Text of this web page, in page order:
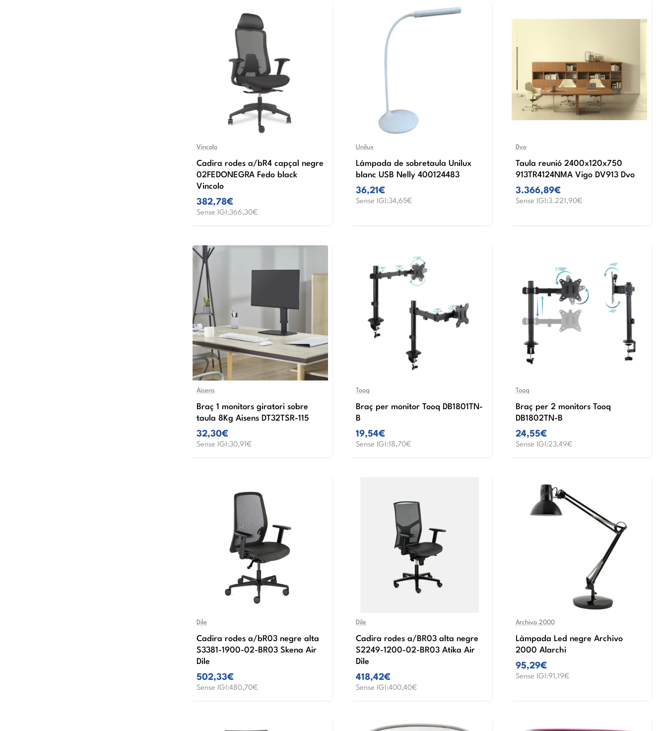
Vincolo
Cadira rodes a/bR4 capçal negre
02FEDONEGRA Fedo black
Vincolo
382,78€
Sense IGI:366,30€
Unilux
Lámpada de sobretaula Unilux
blanc USB Nelly 400124483
36,21€
Sense IGI:34,65€
Dvo
Taula reunió 2400x120x750
913TR4124NMA Vigo DV913 Dvo
3.366,89€
Sense IGI:3.221,90€
Aisens
Braç 1 monitors giratori sobre
taula 8Kg Aisens DT32TSR-115
32,30€
Sense IGI:30,91€
Tooq
Braç per monitor Tooq DB1801TN-
B
19,54€
Sense IGI:18,70€
Tooq
Braç per 2 monitors Tooq
DB1802TN-B
24,55€
Sense IGI:23,49€
Dile
Cadira rodes a/bR03 negre alta
S3381-1900-02-BR03 Skena Air
Dile
502,33€
Sense IGI:480,70€
Dile
Cadira rodes a/BR03 alta negre
S2249-1200-02-BR03 Atika Air
Dile
418,42€
Sense IGI:400,40€
Archivo 2000
Làmpada Led negre Archivo
2000 Alarchi
95,29€
Sense IGI:91,19€